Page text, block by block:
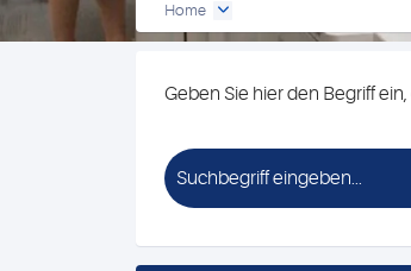
Home
Geben Sie hier den Begriff